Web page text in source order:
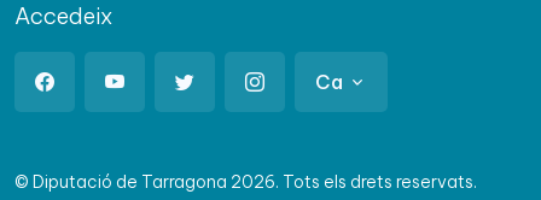
Accedeix
Ca
© Diputació de Tarragona 2026. Tots els drets reservats.